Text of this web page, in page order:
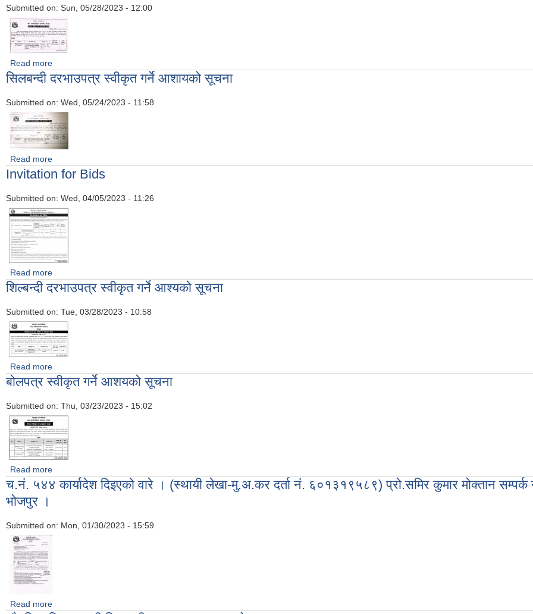
Submitted on: Sun, 05/28/2023 - 12:00
Read more
सिलबन्दी दरभाउपत्र स्वीकृत गर्ने आशायको सूचना
Submitted on: Wed, 05/24/2023 - 11:58
Read more
Invitation for Bids
Submitted on: Wed, 04/05/2023 - 11:26
Read more
शिल्बन्दी दरभाउपत्र स्वीकृत गर्ने आश्यकाे सूचना
Submitted on: Tue, 03/28/2023 - 10:58
Read more
बोलपत्र स्वीकृत गर्ने आशयको सूचना
Submitted on: Thu, 03/23/2023 - 15:02
Read more
च.नं. ५४४ कार्यादेश दिइएको वारे । (स्थायी लेखा-मु.अ.कर दर्ता नं. ६०१३१९५८९) प्रो.समिर कुमार मोक्तान
भोजपुर ।
Submitted on: Mon, 01/30/2023 - 15:59
Read more